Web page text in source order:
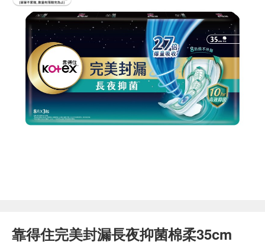
靠得住完美封漏長夜抑菌棉柔35cm